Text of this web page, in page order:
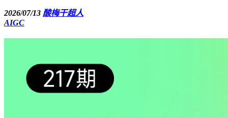
2026/07/13 酸梅干超人
AIGC